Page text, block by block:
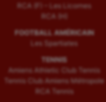
RCA (F) – Les Licornes
RCA (H)
FOOTBALL AMÉRICAIN
Les Spartiates
TENNIS
Amiens Athletic Club Tennis
Tennis Club Amiens Métropole
RCA Tennis